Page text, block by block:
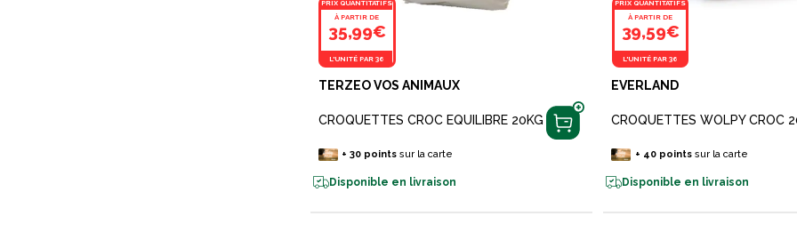
PRIX QUANTITATIFS
À PARTIR DE
35,99€
L'UNITÉ PAR 36
TERZEO VOS ANIMAUX
CROQUETTES CROC EQUILIBRE 20KG
+30 points sur la carte
Disponible en livraison
PRIX QUANTITATIFS
À PARTIR DE
39,59€
L'UNITÉ PAR 36
EVERLAND
CROQUETTES WOLPY CROC
+ 40pointssur la carte
Disponible en livraison